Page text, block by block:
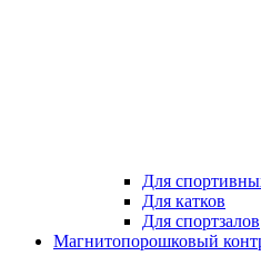
Для
Для катков
Для спортзалов
Магнитопорошковый